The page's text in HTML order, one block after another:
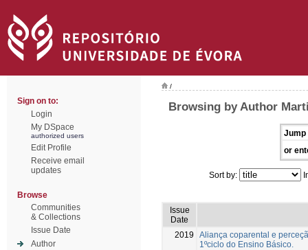
Sign on to:
Login
My DSpace
authorized users
Edit Profile
Receive email
updates
Browse
Communities
& Collections
Issue Date
Author
/
Browsing by Author
Jump
or
Sort by:
Issue
Date
2019
Aliança coparental e
1ºciclo do Ensino Básico.